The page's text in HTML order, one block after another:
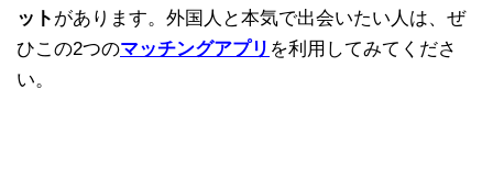
ット があります。外国人と本気で出会いたい人は、ぜ
ひこの2つのマッチングアプリ を利用してみてくださ
い。